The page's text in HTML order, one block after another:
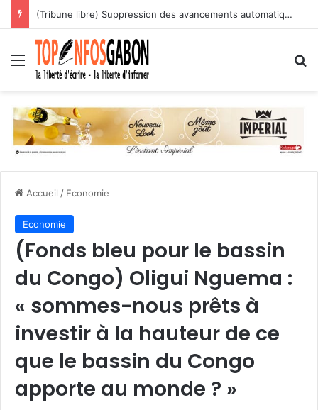
(Tribune libre) Suppression des avancements automatiques : l’assassinat programmé des carrières des agents publics
Menu
Accueil / Economie
Economie
(Fonds bleu pour le bassin
du Congo) Oligui Nguema :
« sommes-nous prêts à
investir à la hauteur de ce
que le bassin du Congo
apporte au monde ? »